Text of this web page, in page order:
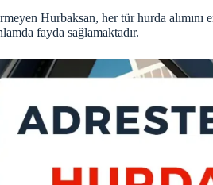
Hurbaksan, her tür hurda
fayda sağlamaktadır.